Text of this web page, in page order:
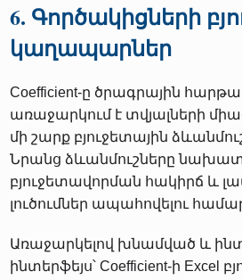
6. Գործակիցների
կաղապարներ
Coefficient-ը ծրագրային
առաջարկում է տվյալների
մի շարք բյուջետային
Նրանց ձևանմուշները
բյուջետավորման հակիրճ և
լուծումներ ապահովելու
Առաջարկելով խնամված և
ինտերֆեյս՝ Coefficient-ի Excel